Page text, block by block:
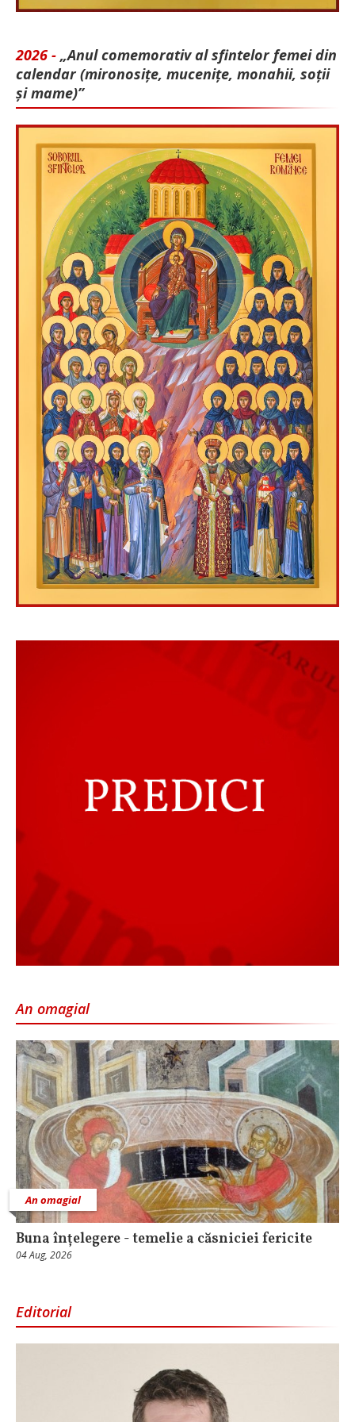
2026 - „Anul comemorativ al sfintelor femei din
calendar (mironosițe, mu­cenițe, monahii, soții
și mame)”
An omagial
An omagial
Buna înțelegere - temelie a căsniciei fericite
04 Aug, 2026
Editorial